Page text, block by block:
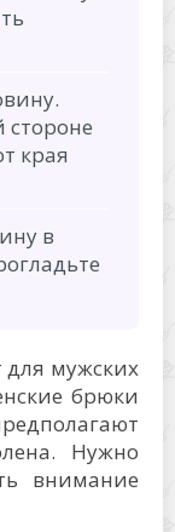
края
в
для мужских
брюки
Нужно
внимание